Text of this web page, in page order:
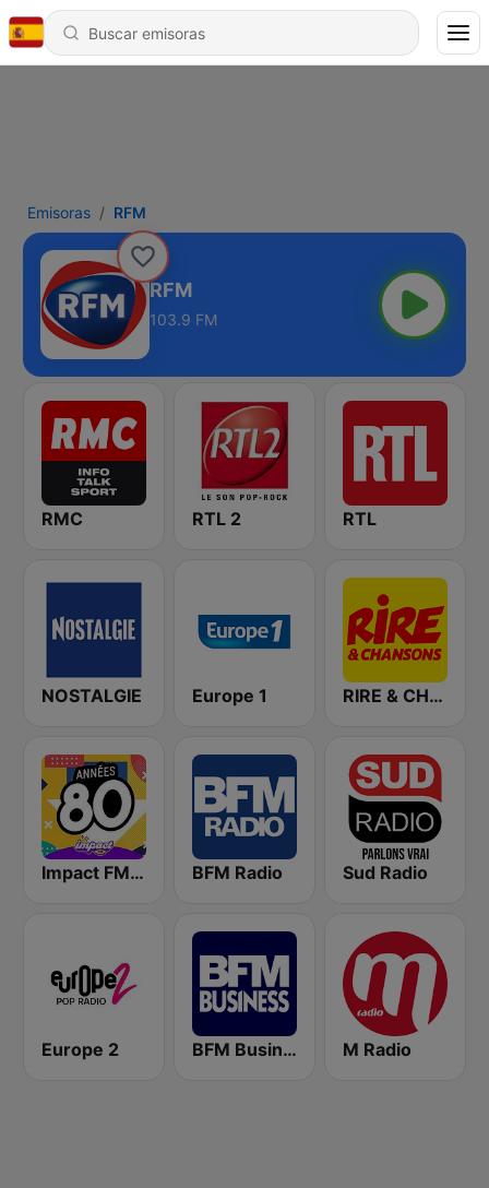
Emisoras RFM
RFM
103.9 FM
RMC RTL 2 RTL
NOSTALGIE Europe 1 RIRE & CHANSONS
Impact FM - Années 80 BFM Radio Sud Radio
Europe 2 BFM Business 100.8 FM M Radio